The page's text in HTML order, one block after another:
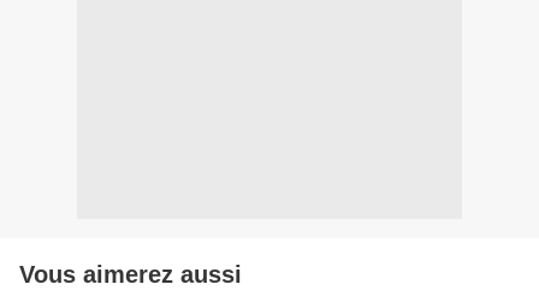
Vous aimerez aussi